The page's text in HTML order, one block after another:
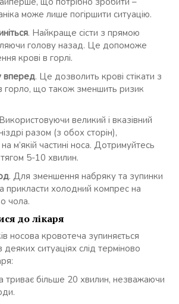
може лише погіршити ситуацію.
. Найкраще сісти з прямою
голову назад. Це допоможе
крові в горлі.
вперед. Це дозволить крові стікати з
горло, що також зменшить ризик
великий і вказівний
разом (з обох сторін),
м’якій частині носа. Дотримуйтесь
5-10 хвилин.
. Для зменшення набряку та зупинки
прикласти холодний компрес на
чола.
до лікаря
носова кровотеча зупиняється
деяких ситуаціях слід терміново
більше 20 хвилин, незважаючи